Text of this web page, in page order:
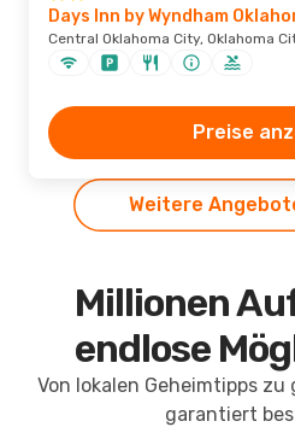
Days Inn by Wyndham
Central Oklahoma City, Oklahoma
Preise
Weitere
Millionen
endlose
Von lokalen Geheimtipps
garantiert